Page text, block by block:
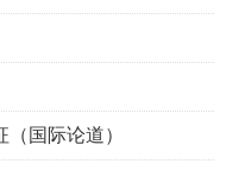
国际论道）